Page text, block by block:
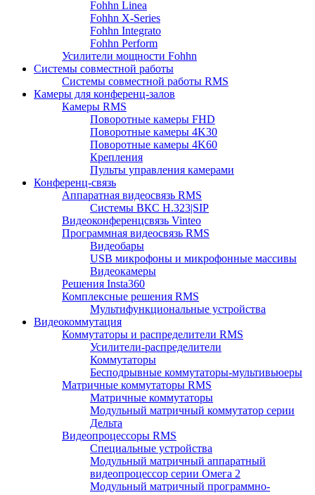
Fohhn Linea
Fohhn X-Series
Fohhn Integrato
Fohhn Perform
Усилители мощности Fohhn
Системы совместной работы
Системы совместной работы RMS
Камеры для конференц-залов
Камеры RMS
Поворотные камеры FHD
Поворотные камеры 4K30
Поворотные камеры 4K60
Крепления
Пульты управления камерами
Конференц-связь
Аппаратная видеосвязь RMS
Системы ВКС H.323|SIP
Видеоконференцсвязь Vinteo
Программная видеосвязь RMS
Видеобары
USB микрофоны и микрофонные массивы
Видеокамеры
Решения Insta360
Комплексные решения RMS
Мультифункциональные устройства
Видеокоммутация
Коммутаторы и распределители RMS
Усилители-распределители
Коммутаторы
Бесподрывные коммутаторы-мультивьюеры
Матричные коммутаторы RMS
Матричные коммутаторы
Модульный матричный коммутатор серии
Дельта
Видеопроцессоры RMS
Специальные устройства
Модульный матричный аппаратный
видеопроцессор серии Омега 2
Модульный матричный программно-